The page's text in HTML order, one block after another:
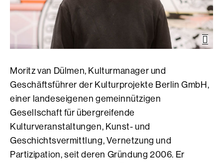
der
Moritz van Dülmen, Kulturmanager und
Geschäftsführer der Kulturprojekte Berlin GmbH,
einer landeseigenen gemeinnützigen
Gesellschaft für übergreifende
Kulturveranstaltungen, Kunst- und
Geschichtsvermittlung, Vernetzung und
Partizipation, seit deren Gründung 2006. Er